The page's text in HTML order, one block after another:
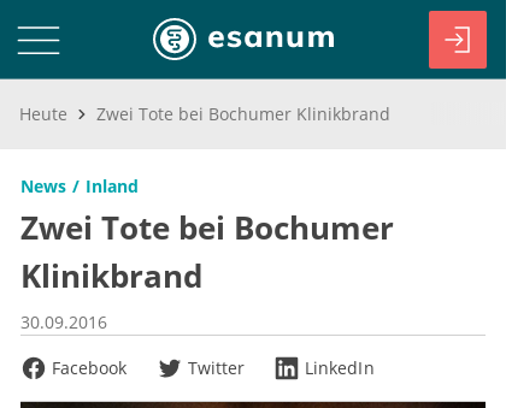
Heute Zwei Tote bei Bochumer Klinikbrand
News Inland
Zwei Tote bei Bochumer
Klinikbrand
30.09.2016
Facebook
Twitter LinkedIn